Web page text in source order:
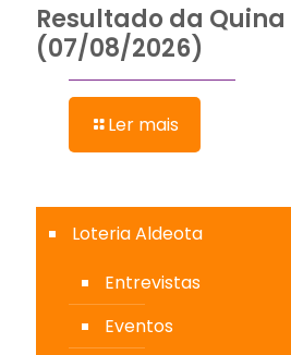
Resultado da Quina
(07/08/2026)
Ler mais
Loteria Aldeota
Entrevistas
Eventos